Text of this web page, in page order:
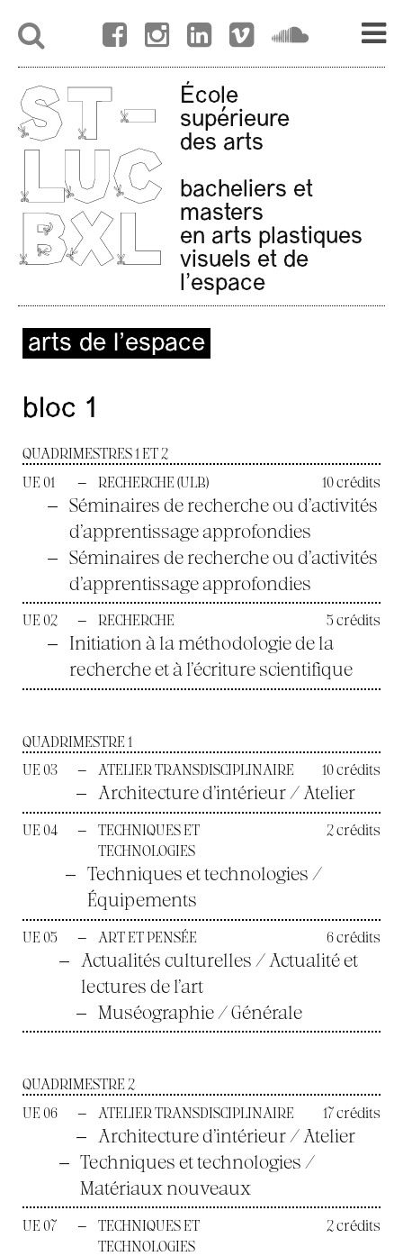
École
supérieure
des arts
bacheliers et
masters
en arts plastiques
visuels et de
l'espace
arts de l’espace
bloc 1
QUADRIMESTRES 1 ET 2
UE 01
— RECHERCHE (ULB) 10 crédits
— Séminaires de recherche ou d’activités
d’apprentissage approfondies
— Séminaires de recherche ou d’activités
d’apprentissage approfondies
UE 02 — RECHERCHE 5 crédits
— Initiation à la méthodologie de la
recherche et à l’écriture scientifique
QUADRIMESTRE 1
UE 03
— ATELIER TRANSDISCIPLINAIRE 10 crédits
— Architecture d’intérieur / Atelier
UE 04 —
TECHNIQUES ET
TECHNOLOGIES
2 crédits
— Techniques et technologies /
Équipements
UE 05 — ART ET PENSÉE 6 crédits
—
Actualités culturelles / Actualité et
lectures de l’art
— Muséographie / Générale
QUADRIMESTRE 2
UE 06
— ATELIER TRANSDISCIPLINAIRE 17 crédits
—
Architecture d’intérieur / Atelier
— Techniques et technologies /
Matériaux nouveaux
UE 07 —
TECHNIQUES ET
TECHNOLOGIES
2 crédits